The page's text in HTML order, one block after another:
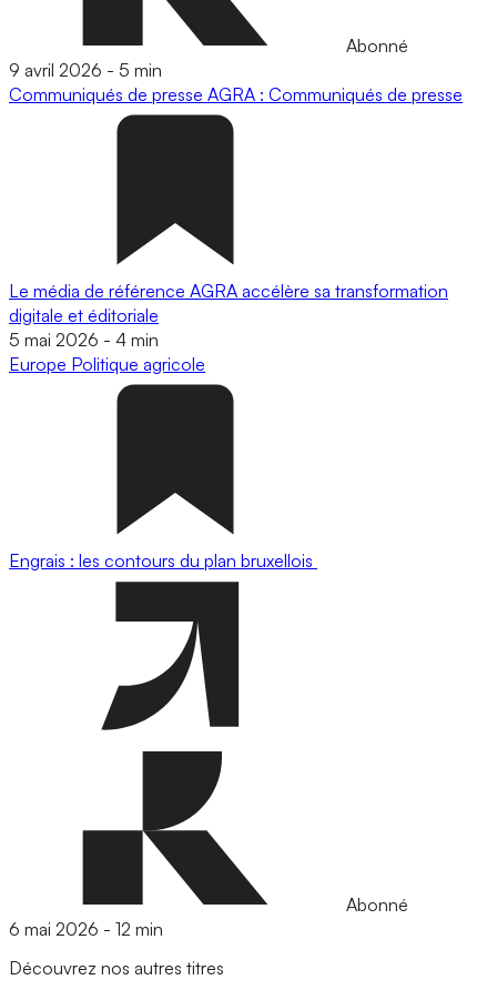
Abonné
9 avril 2026 - 5 min
Communiqués de presse AGRA : Communiqués de presse
Le média de référence AGRA accélère sa transformation
digitale et éditoriale
5 mai 2026 - 4 min
Europe Politique agricole
Engrais : les contours du plan bruxellois
Abonné
6 mai 2026 - 12 min
Découvrez nos autres titres